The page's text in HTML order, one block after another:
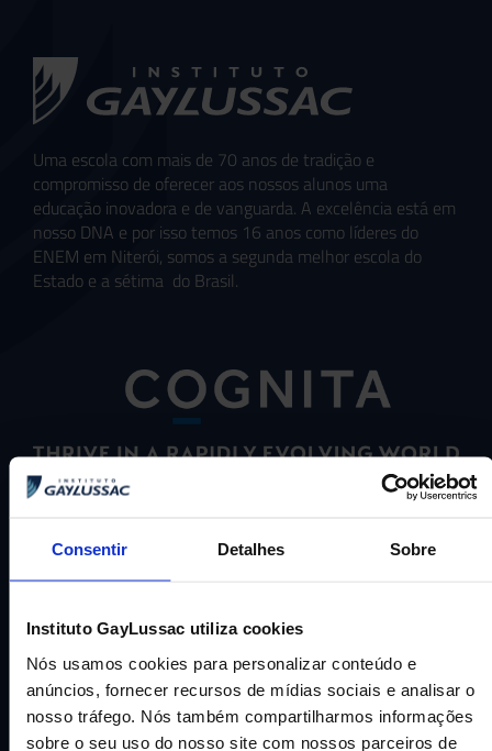
Consentir Detalhes Sobre
Instituto GayLussac utiliza cookies
Nós usamos cookies para personalizar conteúdo e
anúncios, fornecer recursos de mídias sociais e analisar o
nosso tráfego. Nós também compartilharmos informações
sobre o seu uso do nosso site com nossos parceiros de
Uma escola com mais de 70 anos de tradição e
compromisso de oferecer aos nossos alunos uma
educação inovadora e de vanguarda. A excelência está em
nosso DNA e por isso temos 16 anos como líderes do
ENEM em Niterói, somos a segunda melhor escola do
Estado e a sétima do Brasil.
Cognita Brasil Participacoes LTDA
AJUDA E SUPORTE
Fale conosco
Trabalhe Conosco